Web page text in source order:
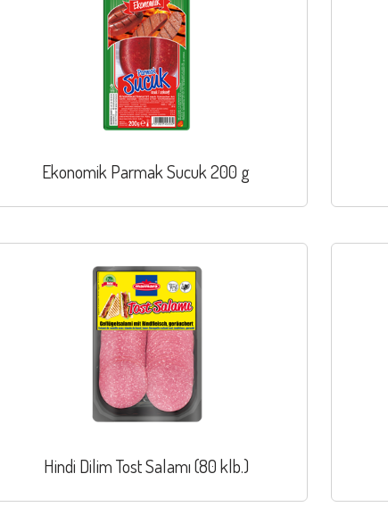
Ekonomik Parmak Sucuk 200 g
Hindi Dilim Tost Salamı (80 klb.)